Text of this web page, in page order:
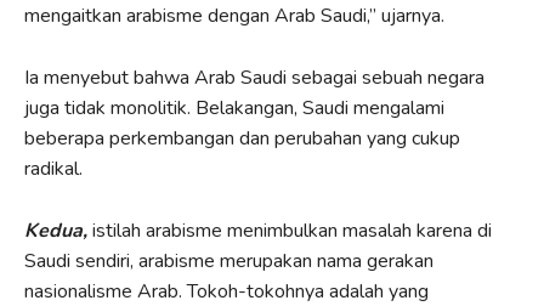
mengaitkan arabisme dengan Arab Saudi,” ujarnya.
Ia menyebut bahwa Arab Saudi sebagai sebuah negara
juga tidak monolitik. Belakangan, Saudi mengalami
beberapa perkembangan dan perubahan yang cukup
radikal.
Kedua,istilah arabisme menimbulkan masalah karena di
Saudi sendiri, arabisme merupakan nama gerakan
nasionalisme Arab. Tokoh-tokohnya adalah yang